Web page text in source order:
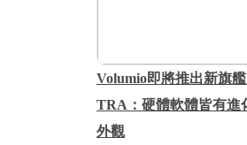
Volumio即將推出新旗
TRA：硬體軟體皆有進
外觀